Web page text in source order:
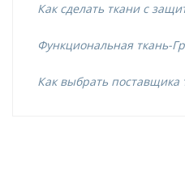
Как сделать ткани с
Функциональная ткань-
Как выбрать поставщика